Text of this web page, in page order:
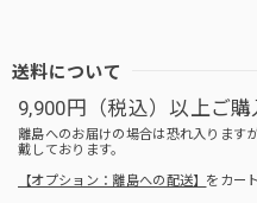
送料について
9,900円（税込）以上ご
離島へのお届けの場合は恐れ入ります
戴しております。
【オプション：離島への配送】 をカー